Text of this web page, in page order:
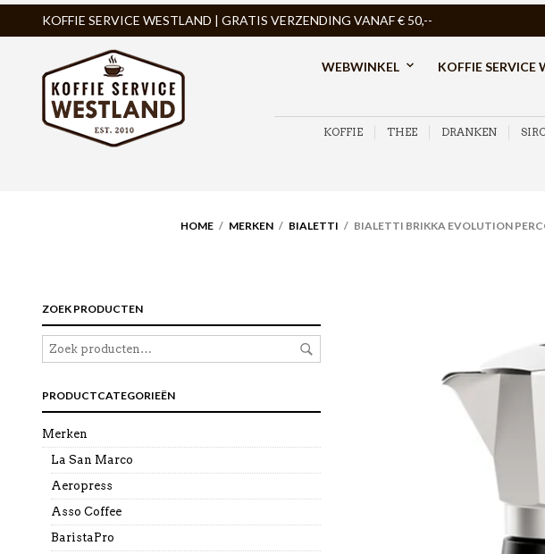
KOFFIE SERVICE WESTLAND | GRATIS VERZENDING VANAF € 50,--
WEBWINKEL KOFFIE SERVICE
KOFFIE THEE DRANKEN
HOME / MERKEN / BIALETTI / BIALETTI BRIKKA EVOLUTION
ZOEK PRODUCTEN
PRODUCTCATEGORIEËN
Merken
La San Marco
Aeropress
Asso Coffee
BaristaPro